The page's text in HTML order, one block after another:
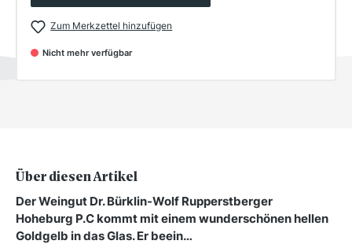
Zum Merkzettel hinzufügen
Nicht mehr verfügbar
Über diesen Artikel
Der Weingut Dr. Bürklin-Wolf Rupperstberger
Hoheburg P.C kommt mit einem wunderschönen hellen
Goldgelb in das Glas. Er beein…